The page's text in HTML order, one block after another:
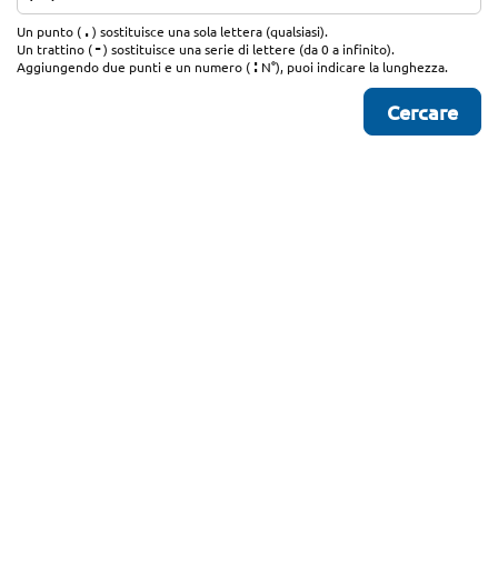
Un punto (.) sostituisce una sola lettera (qualsiasi).
Un trattino (-) sostituisce una serie di lettere (da 0 a infinito).
Aggiungendo due punti e un numero (: N°), puoi indicare la lunghezza.